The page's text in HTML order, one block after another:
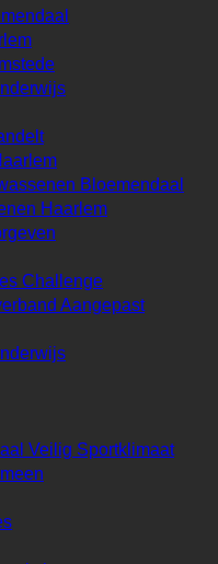
Bloemendaal
Haarlem
Challenge
Aangepast
Veilig Sportklimaat